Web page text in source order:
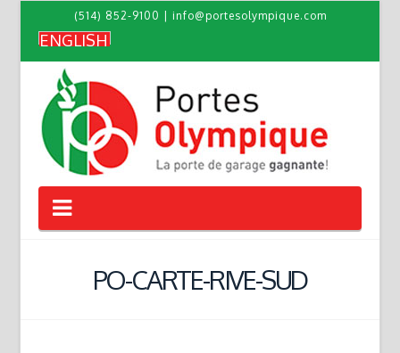
(514) 852-9100 info@portesolympique.com
ENGLISH
Navigation
PO-CARTE-RIVE-SUD